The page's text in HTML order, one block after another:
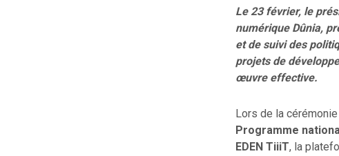
Le 23 février, le
numérique Dûnia,
et de suivi des
projets de
œuvre effective.
Lors de la
Programme
EDEN TiiiT, la